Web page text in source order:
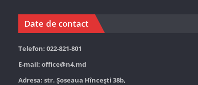
Date de contact
Telefon: 022-821-801
E-mail: office@n4.md
Adresa: str. Șoseaua Hînceşti 38b,